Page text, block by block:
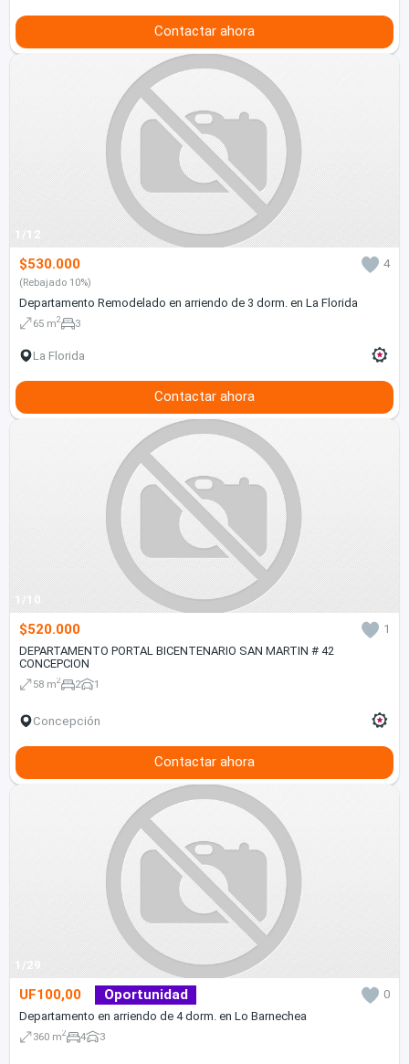
Contactar ahora
1/12
$530.000 4
(Rebajado 10%)
Departamento Remodelado en arriendo de 3 dorm. en La Florida
65 m2 3
La Florida
Contactar ahora
1/10
$520.000
1
DEPARTAMENTO PORTAL BICENTENARIO SAN MARTIN # 42
CONCEPCION
58 m2 2 1
Concepción
Contactar ahora
1/29
UF100,00 Oportunidad
0
Departamento en arriendo de 4 dorm. en Lo Barnechea
360 m2 4 3